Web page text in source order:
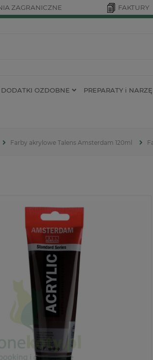
ZAGRANICZNE FAKTURY
DODATKI OZDOBNE PREPARATY i
Farby akrylowe Talens Amsterdam 120ml